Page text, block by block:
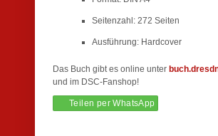
Seitenzahl: 272 Seiten
Ausführung: Hardcover
Das Buch gibt es online unter
und im DSC-Fanshop!
Teilen per WhatsApp